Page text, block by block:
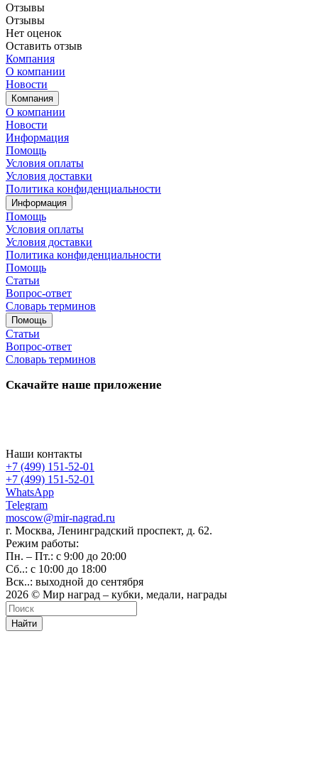
Отзывы
Отзывы
Нет оценок
Оставить отзыв
Компания
О компании
Новости
Компания
О компании
Новости
Информация
Помощь
Условия оплаты
Условия доставки
Политика конфиденциальности
Информация
Помощь
Условия оплаты
Условия доставки
Политика конфиденциальности
Помощь
Статьи
Вопрос-ответ
Словарь терминов
Помощь
Статьи
Вопрос-ответ
Словарь терминов
Скачайте наше приложение
Наши контакты
+7 (499) 151-52-01
+7 (499) 151-52-01
WhatsApp
Telegram
moscow@mir-nagrad.ru
г. Москва, Ленинградский проспект, д. 62.
Режим работы:
Пн. – Пт.: с 9:00 до 20:00
Сб..: с 10:00 до 18:00
Вск..: выходной до сентября
2026 © Мир наград – кубки, медали, награды
Найти